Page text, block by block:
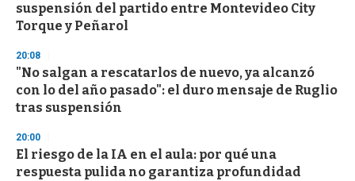
suspensión del partido entre Montevideo City
Torque y Peñarol
20:08
"No salgan a rescatarlos de nuevo, ya alcanzó
con lo del año pasado": el duro mensaje de Ruglio
tras suspensión
20:00
El riesgo de la IA en el aula: por qué una
respuesta pulida no garantiza profundidad